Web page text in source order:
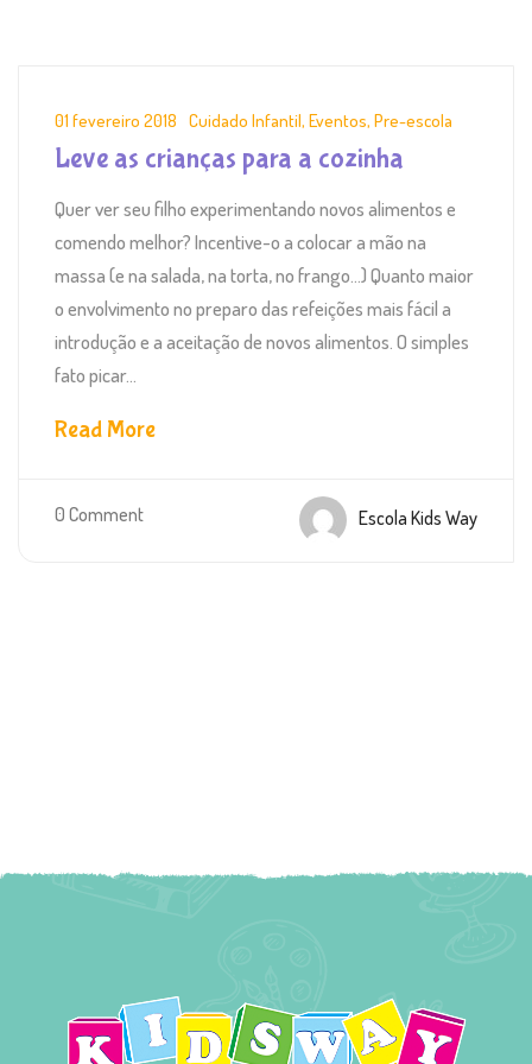
01 fevereiro 2018 Cuidado Infantil, Eventos, Pre-escola
Leve as crianças para a cozinha
Quer ver seu filho experimentando novos alimentos e
comendo melhor? Incentive-o a colocar a mão na
massa (e na salada, na torta, no frango…) Quanto maior
o envolvimento no preparo das refeições mais fácil a
introdução e a aceitação de novos alimentos. O simples
fato picar...
Read More
0 Comment Escola Kids Way